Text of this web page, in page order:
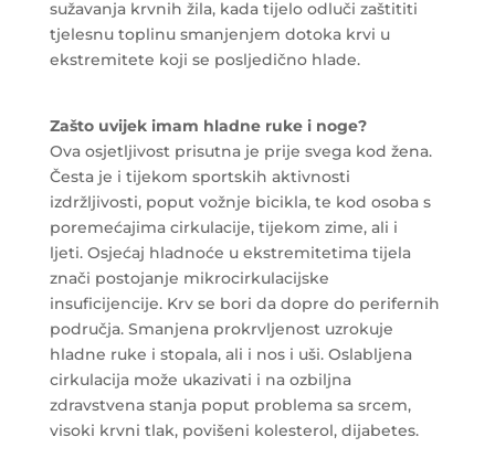
sužavanja krvnih žila, kada tijelo odluči zaštititi
tjelesnu toplinu smanjenjem dotoka krvi u
ekstremitete koji se posljedično hlade.
Zašto uvijek imam hladne ruke i noge?
Ova osjetljivost prisutna je prije svega kod žena.
Česta je i tijekom sportskih aktivnosti
izdržljivosti, poput vožnje bicikla, te kod osoba s
poremećajima cirkulacije, tijekom zime, ali i
ljeti. Osjećaj hladnoće u ekstremitetima tijela
znači postojanje mikrocirkulacijske
insuficijencije. Krv se bori da dopre do perifernih
područja. Smanjena prokrvljenost uzrokuje
hladne ruke i stopala, ali i nos i uši. Oslabljena
cirkulacija može ukazivati i na ozbiljna
zdravstvena stanja poput problema sa srcem,
visoki krvni tlak, povišeni kolesterol, dijabetes.